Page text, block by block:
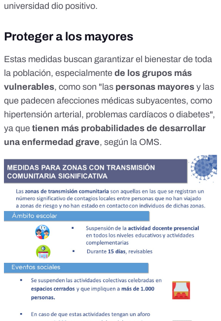
universidad dio positivo.
Proteger a los mayores
Estas medidas buscan garantizar el bienestar de toda
la población, especialmente de los grupos más
vulnerables, como son "las personas mayores y las
que padecen afecciones médicas subyacentes, como
hipertensión arterial, problemas cardíacos o diabetes",
ya que tienen más probabilidades de desarrollar
una enfermedad grave, según la OMS.